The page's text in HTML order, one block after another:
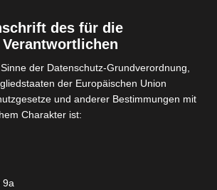
und dem
Stil gefallen mir
mit Rattan
Messing, wie in
Küche.
des für die
der Datenschutz-Grundverordnung,
der Europäischen Union
und anderer Bestimmungen mit
Charakter ist:
9a